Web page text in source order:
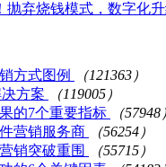
抛弃烧钱模式，数字化
方式图例
（121363）
决方案
（119005）
的7个重要指标
（57948
营销服务商
（56254）
销突破重围
（55715）